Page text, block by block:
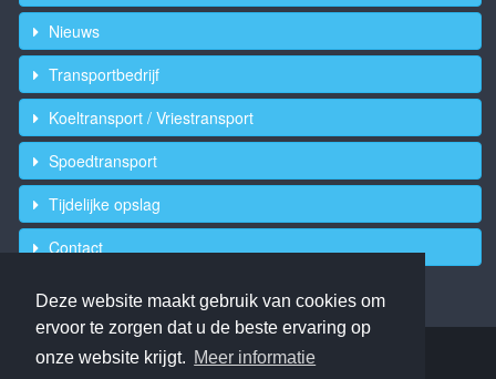
Deze website maakt gebruik van cookies om
ervoor te zorgen dat u de beste ervaring op
onze website krijgt. Meer informatie
Nieuws
Transportbedrijf
Koeltransport / Vriestransport
Spoedtransport
Tijdelijke opslag
Contact